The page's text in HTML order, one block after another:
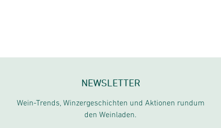
NEWSLETTER
Wein-Trends, Winzergeschichten und Aktionen rundum
den Weinladen.